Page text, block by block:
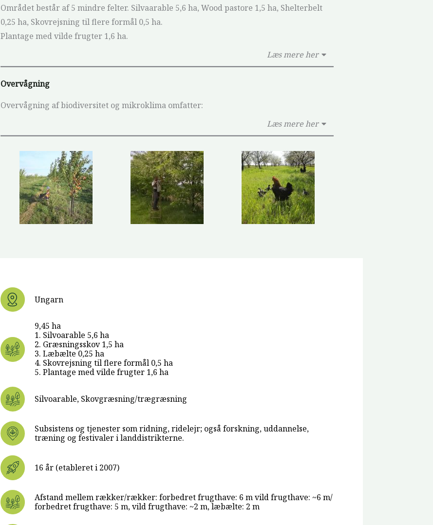
Området består af 5 mindre felter. Silvaarable 5,6 ha, Wood pastore 1,5 ha, Shelterbelt
0,25 ha, Skovrejsning til flere formål 0,5 ha.
Plantage med vilde frugter 1,6 ha.
Læs mere her
Overvågning
Overvågning af biodiversitet og mikroklima omfatter:
Læs mere her
Ungarn
9,45 ha
1. Silvoarable 5,6 ha
2. Græsningsskov 1,5 ha
3. Læbælte 0,25 ha
4. Skovrejsning til flere formål 0,5 ha
5. Plantage med vilde frugter 1,6 ha
Silvoarable, Skovgræsning/trægræsning
Subsistens og tjenester som ridning, ridelejr; også forskning, uddannelse,
træning og festivaler i landdistrikterne.
16 år (etableret i 2007)
Afstand mellem rækker/rækker: forbedret frugthave: 6 m vild frugthave: ~6 m/
forbedret frugthave: 5 m, vild frugthave: ~2 m, læbælte: 2 m